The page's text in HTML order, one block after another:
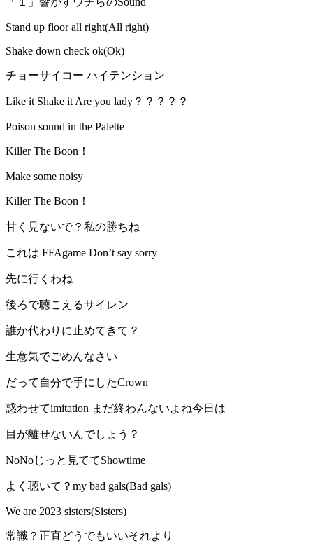
Stand up floor all right(All right)
Shake down check ok(Ok)
チョーサイコー ハイテンション
Like it Shake it Are you lady？？？？？
Poison sound in the Palette
Killer The Boon！
Make some noisy
Killer The Boon！
甘く見ないで？私の勝ちね
これは FFAgame Don’t say sorry
先に行くわね
後ろで聴こえるサイレン
誰か代わりに止めてきて？
生意気でごめんなさい
だって自分で手にしたCrown
惑わせてimitation まだ終わんないよね今日は
目が離せないんでしょう？
NoNoじっと見ててShowtime
よく聴いて？my bad gals(Bad gals)
We are 2023 sisters(Sisters)
常識？正直どうでもいいそれより